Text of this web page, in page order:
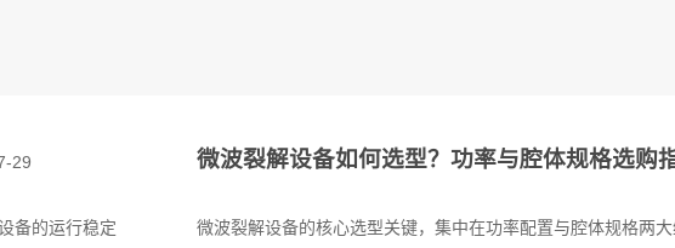
备的运行稳定
29 微波裂解设备如何选型？功率与腔体规格选购
微波裂解设备的核心选型关键，集中在功率配置与腔体规格两